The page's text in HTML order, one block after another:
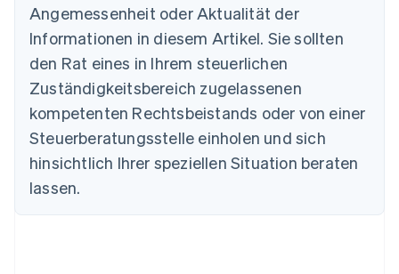
Angemessenheit oder Aktualität der
Informationen in diesem Artikel. Sie sollten
den Rat eines in Ihrem steuerlichen
Zuständigkeitsbereich zugelassenen
kompetenten Rechtsbeistands oder von einer
Steuerberatungsstelle einholen und sich
hinsichtlich Ihrer speziellen Situation beraten
lassen.
Brasilien
Bulgarien
English
Dänemark
English
Deutschland
DeutschEnglish
English
Festlandchina